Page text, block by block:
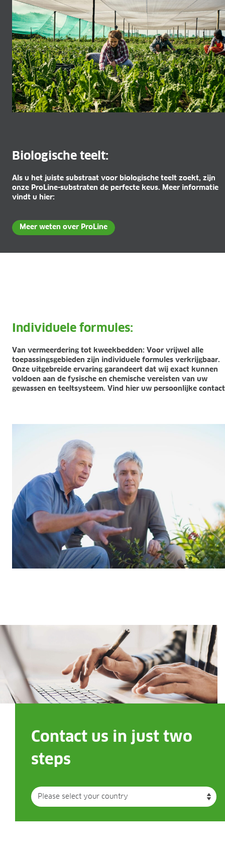
Biologische teelt:
Als u het juiste substraat voor biologische teelt zoekt, zijn
onze ProLine-substraten de perfecte keus. Meer informatie
vindt u hier:
Meer weten over ProLine
Individuele formules:
Van vermeerdering tot kweekbedden: Voor vrijwel alle
toepassingsgebieden zijn individuele formules verkrijgbaar.
Onze uitgebreide ervaring garandeert dat wij exact kunnen
voldoen aan de fysische en chemische vereisten van uw
gewassen en teeltsysteem. Vind hier uw persoonlijke
Contact us in just two
steps